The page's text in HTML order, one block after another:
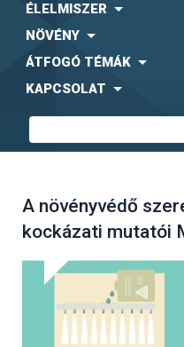
ÉLELMISZER
NÖVÉNY
ÁTFOGÓ TÉMÁK
KAPCSOLAT
A növényvédő
kockázati mutatói